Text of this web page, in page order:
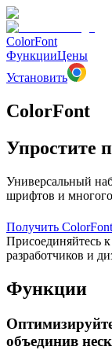
ColorFont
ФункцииЦены
Установить
ColorFont
Упростите
Универсальный
шрифтов и
Получить
Присоединяйтесь
разработчиков и
Функции
объединив